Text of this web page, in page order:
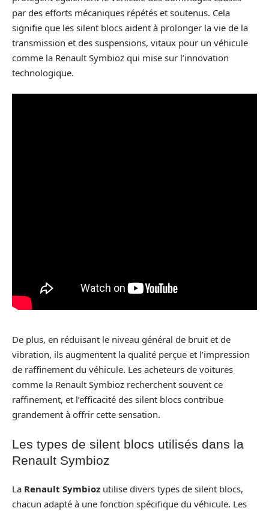
par des efforts mécaniques répétés et soutenus. Cela
signifie que les silent blocs aident à prolonger la vie de la
transmission et des suspensions, vitaux pour un véhicule
comme la Renault Symbioz qui mise sur l’innovation
technologique.
De plus, en réduisant le niveau général de bruit et de
vibration, ils augmentent la qualité perçue et l’impression
de raffinement du véhicule. Les acheteurs de voitures
comme la Renault Symbioz recherchent souvent ce
raffinement, et l’efficacité des silent blocs contribue
grandement à offrir cette sensation.
Les types de silent blocs utilisés dans la
Renault Symbioz
La Renault Symbioz utilise divers types de silent blocs,
chacun adapté à une fonction spécifique du véhicule. Les